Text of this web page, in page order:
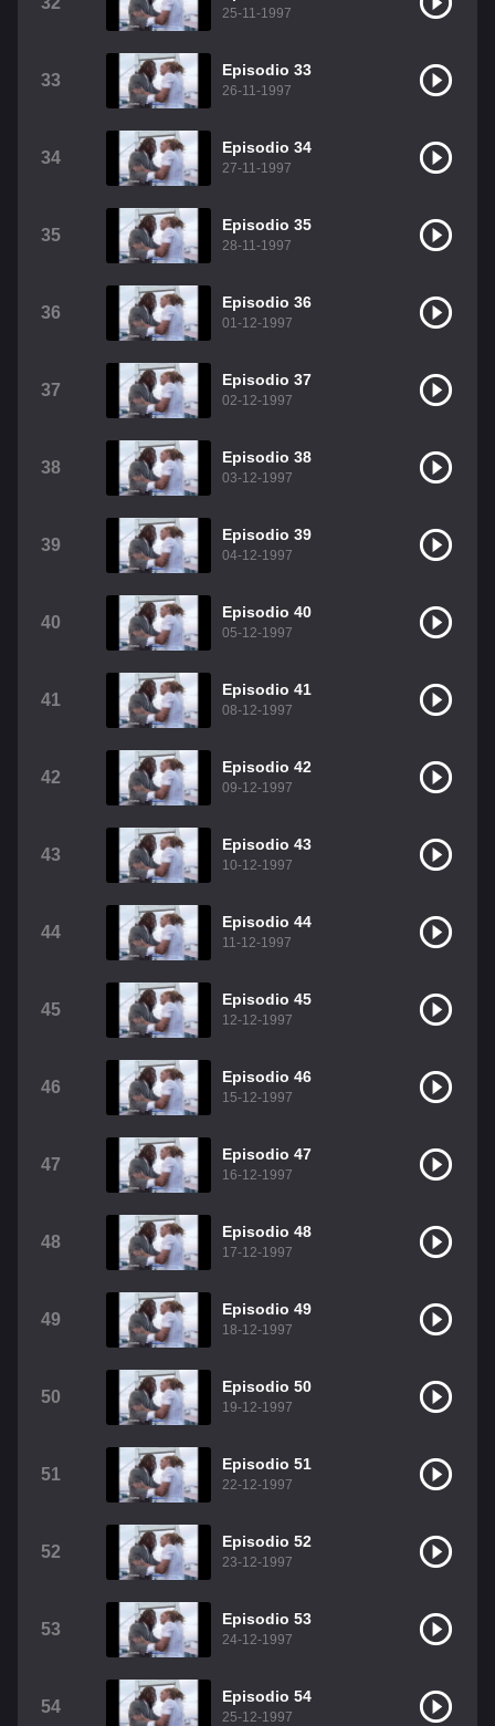
25-11-1997
33
Episodio 33
26-11-1997
34
Episodio 34
27-11-1997
35
Episodio 35
28-11-1997
36
Episodio 36
01-12-1997
37
Episodio 37
02-12-1997
38
Episodio 38
03-12-1997
39
Episodio 39
04-12-1997
40
Episodio 40
05-12-1997
41
Episodio 41
08-12-1997
42
Episodio 42
09-12-1997
43
Episodio 43
10-12-1997
44
Episodio 44
11-12-1997
45
Episodio 45
12-12-1997
46
Episodio 46
15-12-1997
47
Episodio 47
16-12-1997
48
Episodio 48
17-12-1997
49
Episodio 49
18-12-1997
50
Episodio 50
19-12-1997
51
Episodio 51
22-12-1997
52
Episodio 52
23-12-1997
53
Episodio 53
24-12-1997
54
Episodio 54
25-12-1997